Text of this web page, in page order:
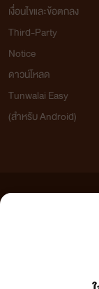
เงื่อนไขและข้อตกลง
Third-Party
Notice
ดาวน์โหลด
Tunwalai Easy
(สำหรับ Android)
เว็บไซต์แห่งนี้ไม่ได้เห็นด้วยแ
วิจารณญาณในการกลั่นกรองด้
กรุณาแจ้งมาที่
ลิขสิทธิ์ตามพระราชบัญญัติลิข